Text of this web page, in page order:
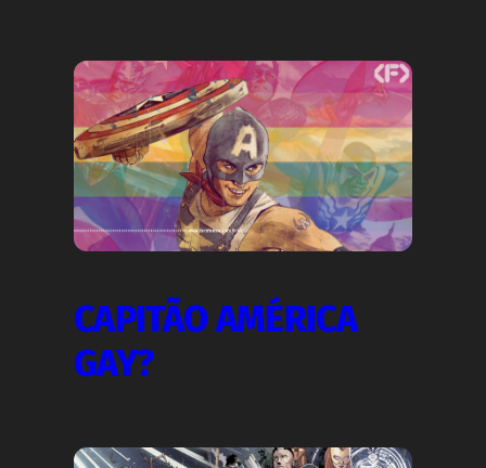
CAPITÃO AMÉRICA
GAY?